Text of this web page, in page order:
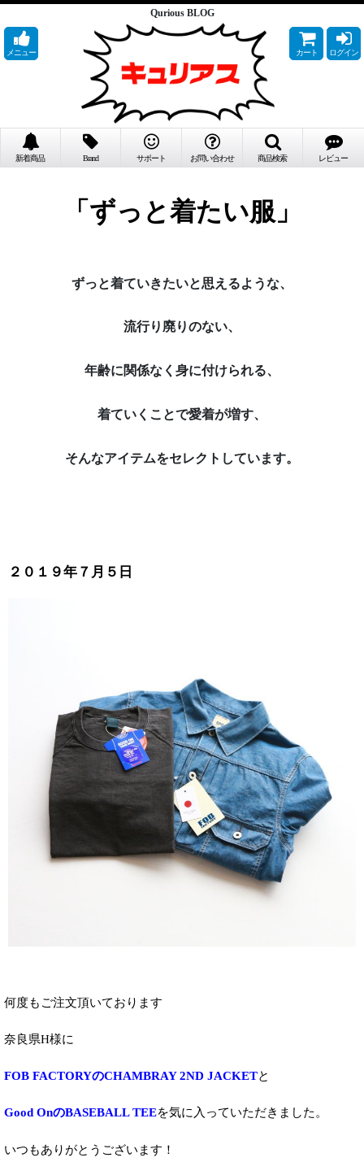
Qurious BLOG
「ずっと着たい服」
ずっと着ていきたいと思えるような、
流行り廃りのない、
年齢に関係なく身に付けられる、
着ていくことで愛着が増す、
そんなアイテムをセレクトしています。
メニュー カート ログイン
新着商品 Brand サポート お問い合わせ 商品検索 レビュー
２０１９年７月５日
何度もご注文頂いております
奈良県H様に
FOB FACTORYのCHAMBRAY 2ND JACKETと
Good OnのBASEBALL TEEを気に入っていただきました。
いつもありがとうございます！